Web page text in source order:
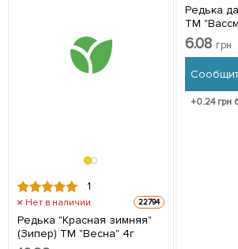
1
Нет в наличии 22794
Редька "Красная зимняя"
(Зипер) ТМ "Весна" 4г
Редька
ТМ
6.08 грн
+0.24грн